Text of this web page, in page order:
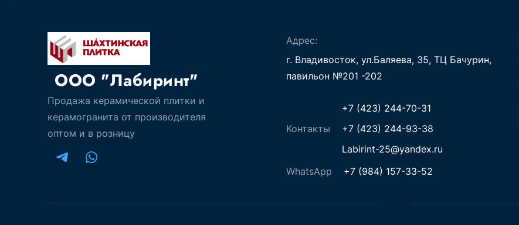
ООО "Лабиринт"
Продажа керамической плитки и
керамогранита от производителя
оптом и в розницу
Адрес:
г. Владивосток, ул.Баляева, 35, ТЦ Бачурин,
павильон №201 -202
Контакты
+7 (423) 244-70-31
+7 (423) 244-93-38
Labirint-25@yandex.ru
WhatsApp
+7 (984) 157-33-52